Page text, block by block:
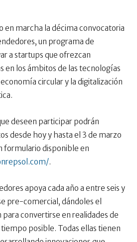
en marcha la décima convocatoria
un programa de
a startups que ofrezcan
en los ámbitos de las tecnologías
circular y la digitalización
deseen participar podrán
desde hoy y hasta el 3 de marzo
formulario disponible en
.
apoya cada año a entre seis y
pre-comercial, dándoles el
convertirse en realidades de
posible. Todas ellas tienen